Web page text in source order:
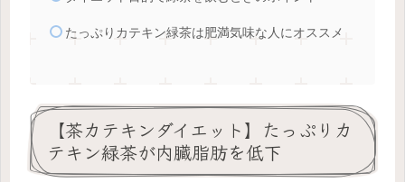
たっぷりカテキン緑茶は肥満気味な人にオススメ
【茶カテキンダイエット】たっぷりカ
テキン緑茶が内臓脂肪を低下